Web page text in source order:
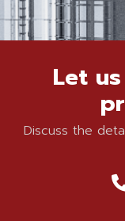
Let
Discuss the